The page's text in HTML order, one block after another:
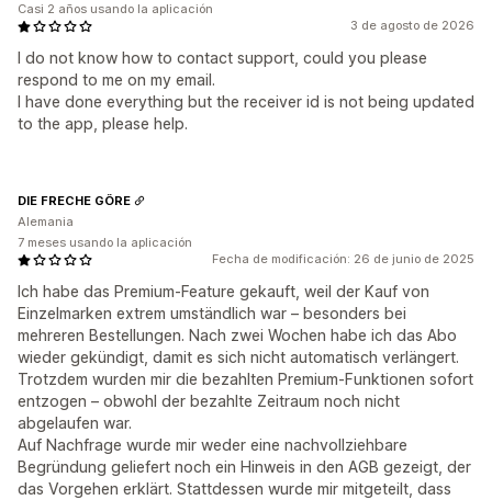
3 de agosto de 2026
I do not know how to contact support, could you please
respond to me on my email.
I have done everything but the receiver id is not being updated
to the app, please help.
Casi 2 años usando la aplicación
Fecha de modificación: 26 de junio de 2025
Ich habe das Premium-Feature gekauft, weil der Kauf von
Einzelmarken extrem umständlich war – besonders bei
mehreren Bestellungen. Nach zwei Wochen habe ich das Abo
wieder gekündigt, damit es sich nicht automatisch verlängert.
Trotzdem wurden mir die bezahlten Premium-Funktionen sofort
entzogen – obwohl der bezahlte Zeitraum noch nicht
abgelaufen war.
Auf Nachfrage wurde mir weder eine nachvollziehbare
Begründung geliefert noch ein Hinweis in den AGB gezeigt, der
das Vorgehen erklärt. Stattdessen wurde mir mitgeteilt, dass
DIE FRECHE GÖRE
Alemania
7 meses usando la aplicación